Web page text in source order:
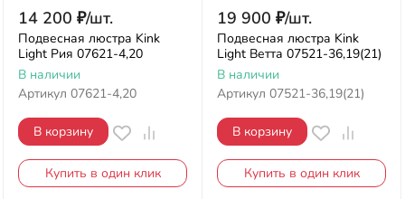
14 200 ₽/шт.
Подвесная люстра Kink
Light Рия 07621-4,20
В наличии
Артикул 07621-4,20
В корзину
Купить в один клик
19 900 ₽/шт.
Подвесная люстра Kink
Light Ветта 07521-36,19(21)
В наличии
Артикул 07521-36,19(21)
В корзину
Купить в один клик